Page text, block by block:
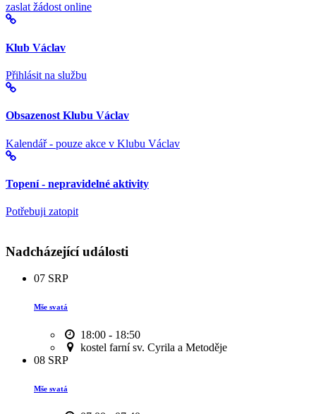
zaslat žádost online
Klub Václav
Přihlásit na službu
Obsazenost Klubu Václav
Kalendář - pouze akce v Klubu Václav
Topení - nepravidelné aktivity
Potřebuji zatopit
Nadcházející události
07 SRP
Mše svatá
18:00 - 18:50
kostel farní sv. Cyrila a Metoděje
08 SRP
Mše svatá